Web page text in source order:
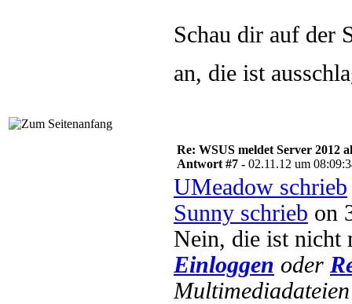
Schau dir auf der
an, die ist
Re: WSUS meldet Server 2012
Antwort #7 - 02.11.12 um
UMeadow schrieb
Sunny schrieb on
Nein, die ist nicht
Einloggen oder